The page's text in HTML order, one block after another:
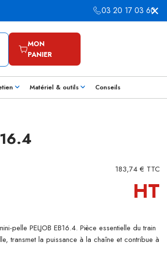
03 20 17 03 60
MON
PANIER
Matériel & outils Conseils
183,74 € TTC
HT
pelle PELJOB EB16.4. Pièce essentielle du train
transmet la puissance à la chaîne et contribue à